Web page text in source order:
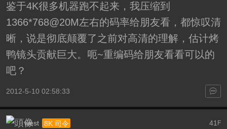
鉴于4K很多机器跑不起来，我压缩到
1366*768@20M左右的码率给朋友看，都惊叹清
晰，说是彻底颠覆了之前对高清的理解，估计烤
鸭镜头贡献巨大。呃~重编码给朋友看看可以的
吧？
2012-5-10 02:58:33
41 F
west 8K 司令